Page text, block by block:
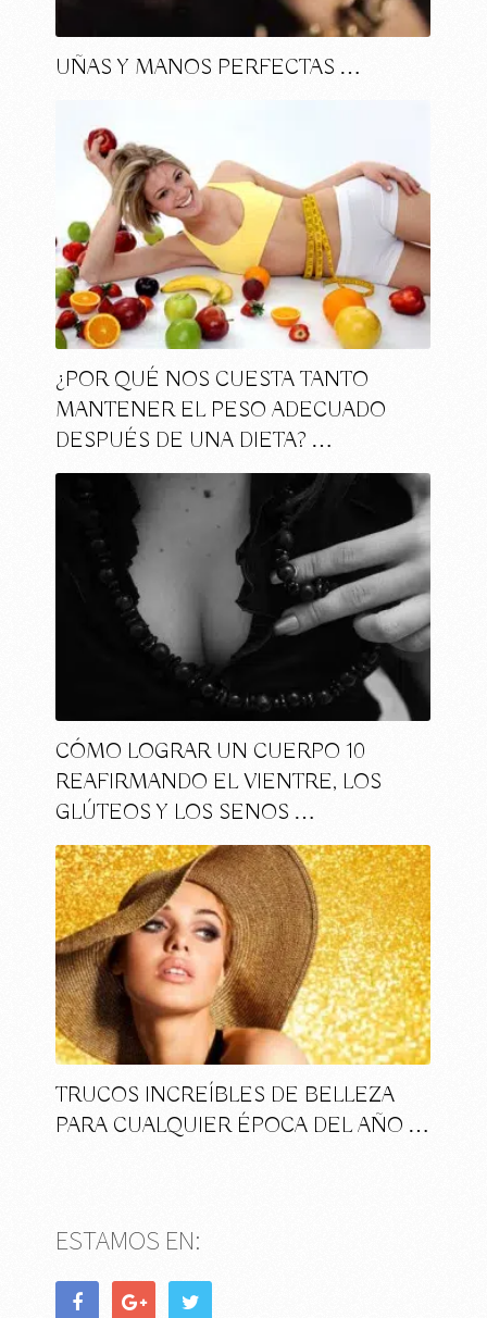
UÑAS Y MANOS PERFECTAS …
¿POR QUÉ NOS CUESTA TANTO
MANTENER EL PESO ADECUADO
DESPUÉS DE UNA DIETA? …
CÓMO LOGRAR UN CUERPO 10
REAFIRMANDO EL VIENTRE, LOS
GLÚTEOS Y LOS SENOS …
TRUCOS INCREÍBLES DE BELLEZA
PARA CUALQUIER ÉPOCA DEL AÑO …
ESTAMOS EN: